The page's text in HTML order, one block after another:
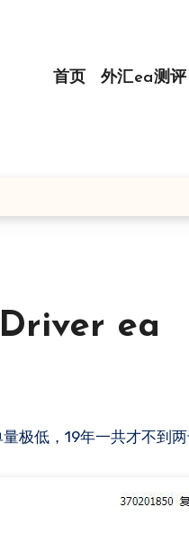
首页 外汇ea测评
ea
极低，19年一共才不到